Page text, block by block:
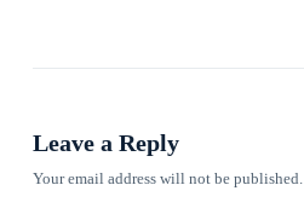
Leave a Reply
Your email address will not be published.